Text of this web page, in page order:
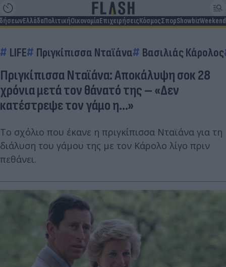
ΕλλάδαΠολιτικήΟικονομίαΕπιχειρήσειςΚόσμοςΣπορShowbizWeekend
LIFE Πριγκίπισσα Νταϊάνα Βασιλιάς Κάρολος
Πριγκίπισσα Νταϊάνα: Αποκάλυψη σοκ 28
χρόνια μετά τον θάνατό της – «Δεν
κατέστρεψε τον γάμο η...»
Το σχόλιο που έκανε η πριγκίπισσα Νταϊάνα για τη
διάλυση του γάμου της με τον Κάρολο λίγο πριν
πεθάνει.